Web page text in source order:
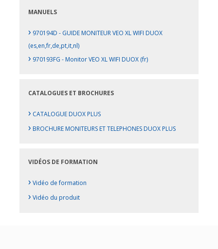
MANUELS
› 970194D - GUIDE MONITEUR VEO XL WIFI DUOX
(es,en,fr,de,pt,it,nl)
› 970193FG - Monitor VEO XL WIFI DUOX (fr)
CATALOGUES ET BROCHURES
› CATALOGUE DUOX PLUS
› BROCHURE MONITEURS ET TELEPHONES DUOX PLUS
VIDÉOS DE FORMATION
› Vidéo de formation
› Vidéo du produit